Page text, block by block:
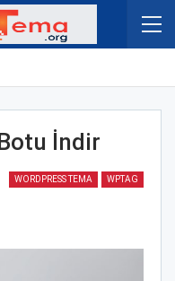
İndir
WORDPRESS TEMA WPTAG